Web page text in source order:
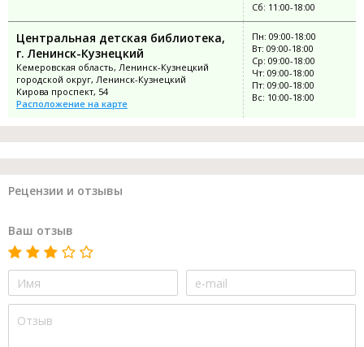
Сб: 11:00-18:00
Центральная детская библиотека,
г. Ленинск-Кузнецкий
Кемеровская область, Ленинск-Кузнецкий
городской округ, Ленинск-Кузнецкий
Кирова проспект, 54
Расположение на карте
Пн: 09:00-18:00
Вт: 09:00-18:00
Ср: 09:00-18:00
Чт: 09:00-18:00
Пт: 09:00-18:00
Вс: 10:00-18:00
Рецензии и отзывы
Ваш отзыв